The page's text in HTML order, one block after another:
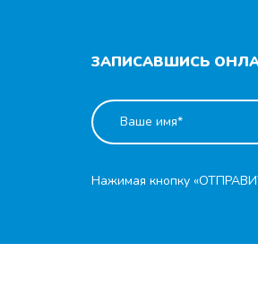
ЗАПИСАВШИСЬ
Нажимая кнопку